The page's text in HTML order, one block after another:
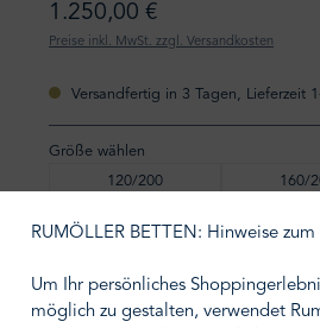
1.250,00 €
Preise inkl. MwSt. zzgl. Versandkosten
Versandfertig in 3 Tagen, Lieferzeit
Größe wählen
120/200
160/
180/200 200/
RUMÖLLER BETTEN: Hinweise zum
Um Ihr persönliches
möglich zu gestalten, verwendet